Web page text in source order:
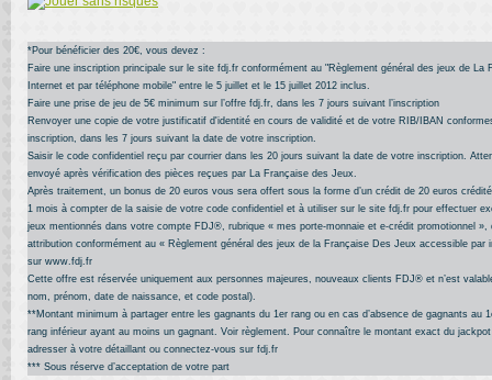
*Pour bénéficier des 20€, vous devez :
Faire une inscription principale sur le site fdj.fr conformément au "Règlement général des jeux de La
Internet et par téléphone mobile" entre le 5 juillet et le 15 juillet 2012 inclus.
Faire une prise de jeu de 5€ minimum sur l’offre fdj.fr, dans les 7 jours suivant l’inscription
Renvoyer une copie de votre justificatif d'identité en cours de validité et de votre RIB/IBAN
inscription, dans les 7 jours suivant la date de votre inscription.
Saisir le code confidentiel reçu par courrier dans les 20 jours suivant la date de votre inscription.
envoyé après vérification des pièces reçues par La Française des Jeux.
Après traitement, un bonus de 20 euros vous sera offert sous la forme d’un crédit de 20 euros
1 mois à compter de la saisie de votre code confidentiel et à utiliser sur le site fdj.fr pour effectuer
jeux mentionnés dans votre compte FDJ®, rubrique « mes porte-monnaie et e-crédit promotionnel
attribution conformément au « Règlement général des jeux de la Française Des Jeux accessible par
sur www.fdj.fr
Cette offre est réservée uniquement aux personnes majeures, nouveaux clients FDJ® et n’est
nom, prénom, date de naissance, et code postal).
**Montant minimum à partager entre les gagnants du 1er rang ou en cas d’absence de gagnants au
rang inférieur ayant au moins un gagnant. Voir règlement. Pour connaître le montant exact du
adresser à votre détaillant ou connectez-vous sur fdj.fr
*** Sous réserve d’acceptation de votre part